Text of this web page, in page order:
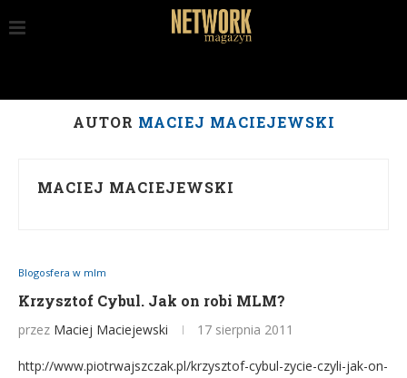
AUTOR MACIEJ MACIEJEWSKI
MACIEJ MACIEJEWSKI
Blogosfera w mlm
Krzysztof Cybul. Jak on robi MLM?
przez Maciej Maciejewski 17 sierpnia 2011
http://www.piotrwajszczak.pl/krzysztof-cybul-zycie-czyli-jak-on-